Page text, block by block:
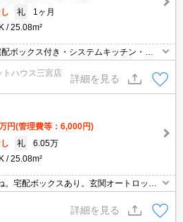
礼
1ヶ月
25.08m²
ボックス付き・システムキッチン・イ
非一度内覧してみませんか？
トハウス三宮店
詳細を見る
円(管理費等：6,000円)
礼
6.05万
25.08m²
宅配ボックスあり。玄関オートロック
ト無料で使い放題。仲介手数料家賃の0.5
わせ、物件ご案内可能。オンライン契約
詳細を見る